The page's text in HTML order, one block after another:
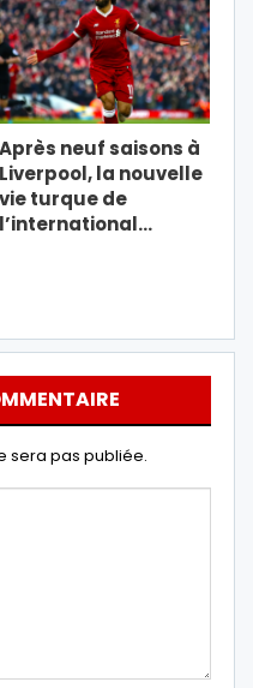
Après neuf saisons à
Liverpool, la nouvelle
vie turque de
l’international…
sera pas publiée.